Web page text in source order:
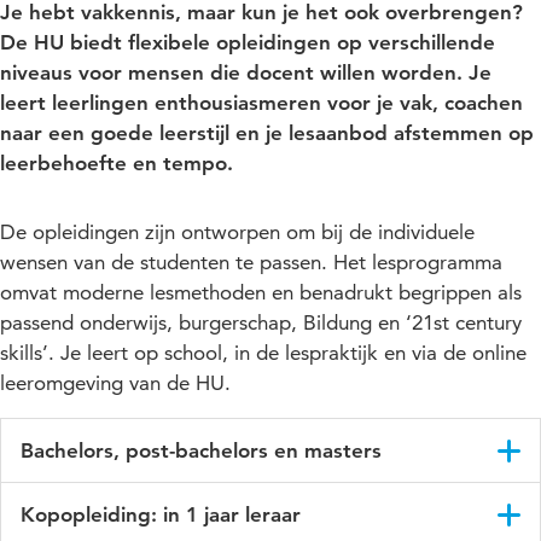
Je hebt vakkennis, maar kun je het ook overbrengen?
De HU biedt flexibele opleidingen op verschillende
niveaus voor mensen die docent willen worden. Je
leert leerlingen enthousiasmeren voor je vak, coachen
naar een goede leerstijl en je lesaanbod afstemmen op
leerbehoefte en tempo.
De opleidingen zijn ontworpen om bij de individuele
wensen van de studenten te passen. Het lesprogramma
omvat moderne lesmethoden en benadrukt begrippen als
passend onderwijs, burgerschap, Bildung en ‘21st century
skills’. Je leert op school, in de lespraktijk en via de online
leeromgeving van de HU.
Bachelors, post-bachelors en masters
tweedegraads bevoegheid met een bachelor bij de HU. Met
Kopopleiding: in 1 jaar leraar